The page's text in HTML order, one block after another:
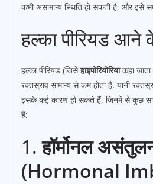
कभी असामान्य स्थिति हो सकती है, और इसे
हल्का पीरियड आने
हल्का पीरियड (जिसेहाइपोरियोरियाकहा जाता
रक्तस्राव सामान्य से कम होता है, यानी
इसके कई कारण हो सकते हैं, जिनमें से कुछ
हैं:
1.हॉर्मोनल
(Hormonal